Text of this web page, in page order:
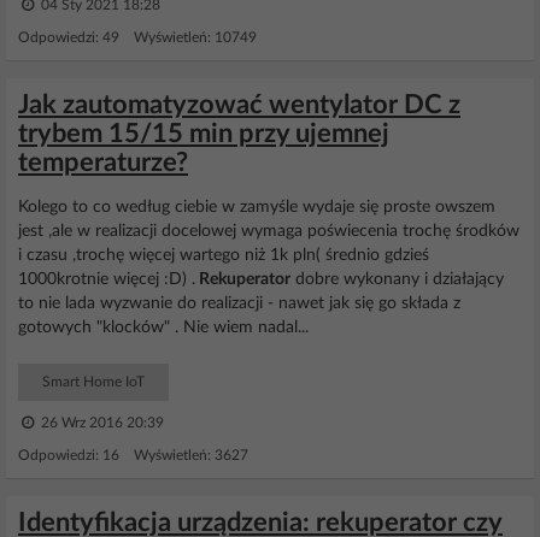
04 Sty 2021 18:28
Odpowiedzi: 49 Wyświetleń: 10749
Jak zautomatyzować wentylator DC z
trybem 15/15 min przy ujemnej
temperaturze?
Kolego to co według ciebie w zamyśle wydaje się proste owszem
jest ,ale w realizacji docelowej wymaga poświecenia trochę środków
i czasu ,trochę więcej wartego niż 1k pln( średnio gdzieś
1000krotnie więcej :D) . Rekuperator dobre wykonany i działający
to nie lada wyzwanie do realizacji - nawet jak się go składa z
gotowych "klocków" . Nie wiem nadal...
Smart Home IoT
26 Wrz 2016 20:39
Odpowiedzi: 16 Wyświetleń: 3627
Identyfikacja urządzenia: rekuperator czy